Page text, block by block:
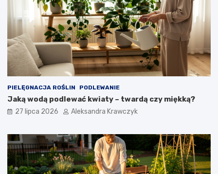
PIELĘGNACJA ROŚLIN PODLEWANIE
Jaką wodą podlewać kwiaty – twardą czy miękką?
27 lipca 2026 Aleksandra Krawczyk